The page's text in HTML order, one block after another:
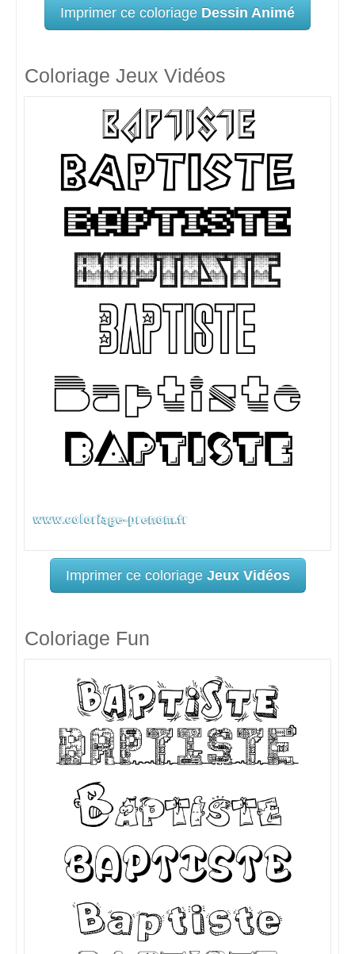
Imprimer ce coloriage Dessin Animé
Coloriage Jeux Vidéos
Imprimer ce coloriage Jeux Vidéos
Coloriage Fun